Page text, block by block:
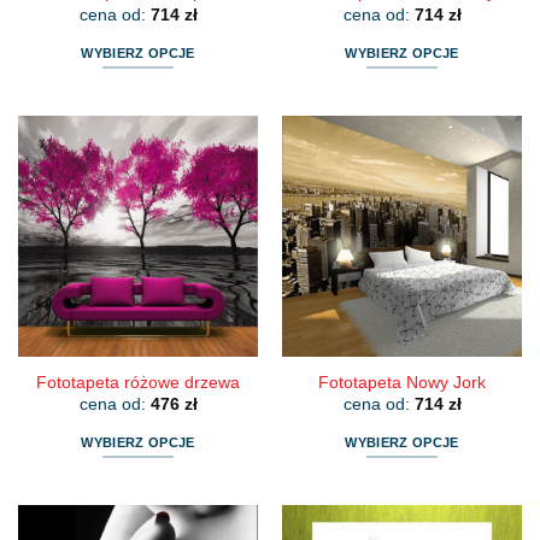
cena od: 714 zł
WYBIERZ OPCJE
ma
wiele
wariantów.
Opcje
można
wybrać
na
stronie
produktu
cena od: 714 zł
WYBIERZ OPCJE
wiele
wariantów.
Opcje
można
wybrać
na
stronie
produktu
Fototapeta różowe drzewa
cena od: 476 zł
WYBIERZ OPCJE
ma
Fototapeta Nowy Jork
cena od: 714 zł
WYBIERZ OPCJE
ma